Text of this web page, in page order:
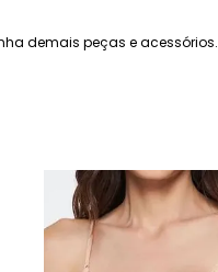
demais peças e acessórios.